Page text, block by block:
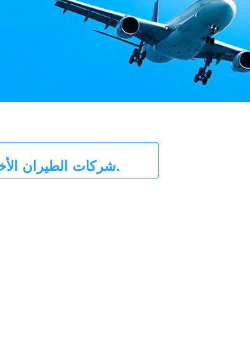
شركات الطيران الأخرى هنا.